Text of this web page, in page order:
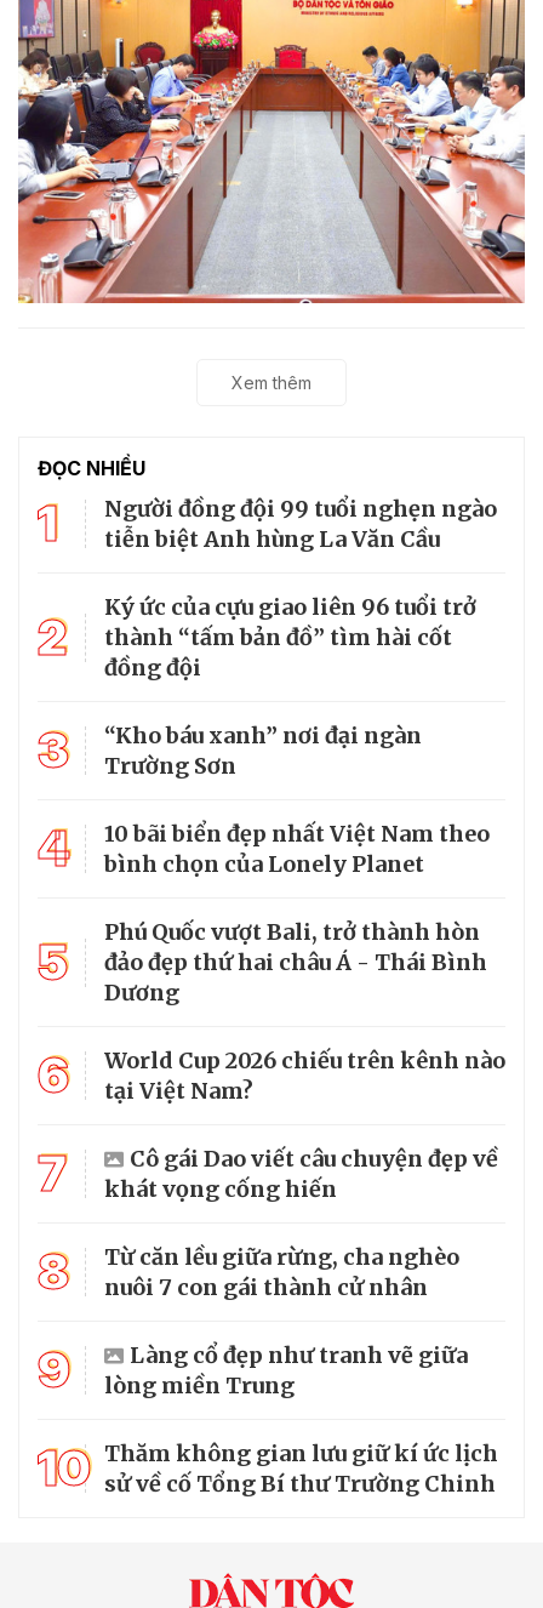
Xem thêm
ĐỌC NHIỀU
1
Người đồng đội 99 tuổi nghẹn ngào
tiễn biệt Anh hùng La Văn Cầu
2
Ký ức của cựu giao liên 96 tuổi trở
thành “tấm bản đồ” tìm hài cốt
đồng đội
3
“Kho báu xanh” nơi đại ngàn
Trường Sơn
4
10 bãi biển đẹp nhất Việt Nam theo
bình chọn của Lonely Planet
5
Phú Quốc vượt Bali, trở thành hòn
đảo đẹp thứ hai châu Á - Thái Bình
Dương
6
World Cup 2026 chiếu trên kênh nào
tại Việt Nam?
7
Cô gái Dao viết câu chuyện đẹp về
khát vọng cống hiến
8
Từ căn lều giữa rừng, cha nghèo
nuôi 7 con gái thành cử nhân
9
Làng cổ đẹp như tranh vẽ giữa
lòng miền Trung
10 Thăm không gian lưu giữ kí ức lịch
sử về cố Tổng Bí thư Trường Chinh